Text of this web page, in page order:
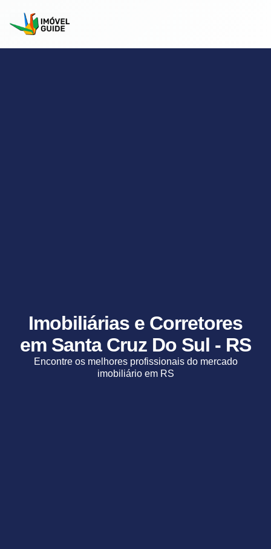
Imobiliárias e Corretores
em Santa Cruz Do Sul - RS
Encontre os melhores profissionais do mercado
imobiliário em RS